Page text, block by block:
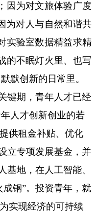
因为对文旅体验广度
为对人与自然和谐共
实验室数据精益求精
的不眠灯火里、也写
默创新的日常里。
键期，青年人才已经
人才创新创业的若
供租金补贴、优化
立专项发展基金，并
基地，在人工智能、
钢”。投资青年，就
实现经济的可持续